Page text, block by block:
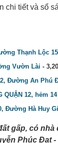
chi tiết và sổ
Thạnh Lộc 15
Vườn Lài -
Đường An Phú
QUẬN 12, hẻm 14
Đường Hà Huy
gấp, có
Phúc Đạt -